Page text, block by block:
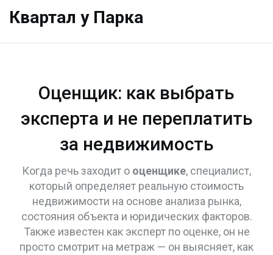
Квартал у Парка
Оценщик: как выбрать
эксперта и не переплатить
за недвижимость
Когда речь заходит о оценщике, специалист,
который определяет реальную стоимость
недвижимости на основе анализа рынка,
состояния объекта и юридических факторов.
Также известен как эксперт по оценке, он не
просто смотрит на метраж — он выясняет, как